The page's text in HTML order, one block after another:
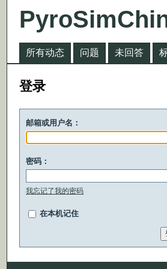
所有动态 问题 未回答
登录
邮箱或用户名：
密码：
我忘记了我的密码
在本机记住